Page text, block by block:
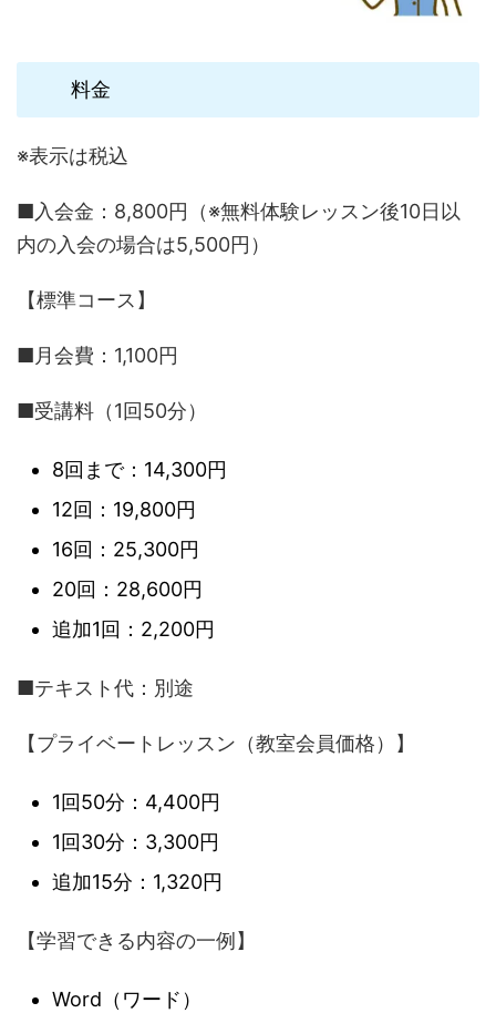
料金
※表示は税込
■入会金：8,800円（※無料体験レッスン後10日以
内の入会の場合は5,500円）
【標準コース】
■月会費：1,100円
■受講料（1回50分）
8回まで：14,300円
12回：19,800円
16回：25,300円
20回：28,600円
追加1回：2,200円
■テキスト代：別途
【プライベートレッスン（教室会員価格）】
1回50分：4,400円
1回30分：3,300円
追加15分：1,320円
【学習できる内容の一例】
Word（ワード）